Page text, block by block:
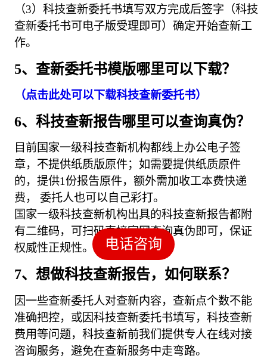
（3）科技查新委托书填写双方完成后签字（科技
查新委托书可电子版受理即可）确定开始查新工
作。
5、查新委托书模版哪里可以下载？
（点击此处可以下载科技查新委托书）
6、科技查新报告哪里可以查询真伪？
目前国家一级科技查新机构都线上办公电子签
章，不提供纸质版原件；如需要提供纸质原件
的，提供1份报告原件，额外需加收工本费快递
费， 委托人也可以自己彩打。
国家一级科技查新机构出具的科技查新报告都附
有二维码，可扫码直接官网查询真伪即可，保证
权威性正规性。
7、想做科技查新报告，如何联系？
因一些查新委托人对查新内容，查新点个数不能
准确把控，或因科技查新委托书填写，科技查新
费用等问题，科技查新前我们提供专人在线对接
咨询服务，避免在查新服务中走弯路。
电话咨询